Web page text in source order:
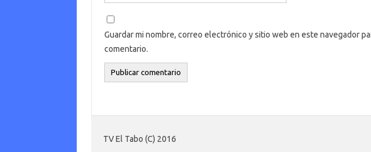
Guardar mi nombre, correo electrónico y sitio web en este navegador
comentario.
TV El Tabo (C) 2016